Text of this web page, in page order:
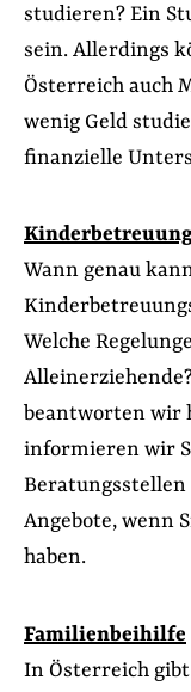
studieren? Ein
sein. Allerdings
Österreich auch
wenig Geld
finanzielle
Wann genau
Welche
beantworten wir
informieren wir
Angebote, wenn
haben.
Familienbeihilfe
In Österreich gibt